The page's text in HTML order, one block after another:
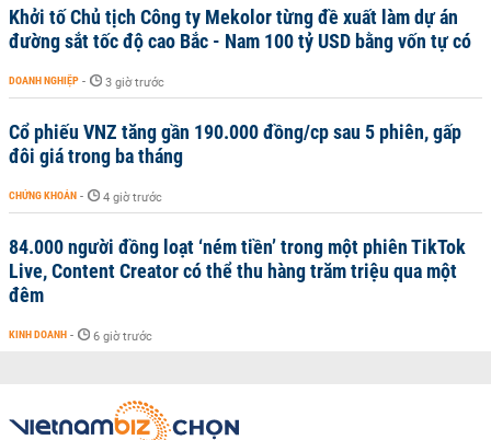
Khởi tố Chủ tịch Công ty Mekolor từng đề xuất làm dự án
đường sắt tốc độ cao Bắc - Nam 100 tỷ USD bằng vốn tự có
DOANH NGHIỆP - 3 giờ trước
Cổ phiếu VNZ tăng gần 190.000 đồng/cp sau 5 phiên, gấp
đôi giá trong ba tháng
CHỨNG KHOÁN - 4 giờ trước
84.000 người đồng loạt ‘ném tiền’ trong một phiên TikTok
Live, Content Creator có thể thu hàng trăm triệu qua một
đêm
KINH DOANH - 6 giờ trước